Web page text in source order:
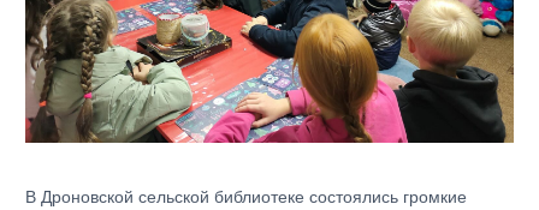
В Дроновской сельской библиотеке состоялись громкие